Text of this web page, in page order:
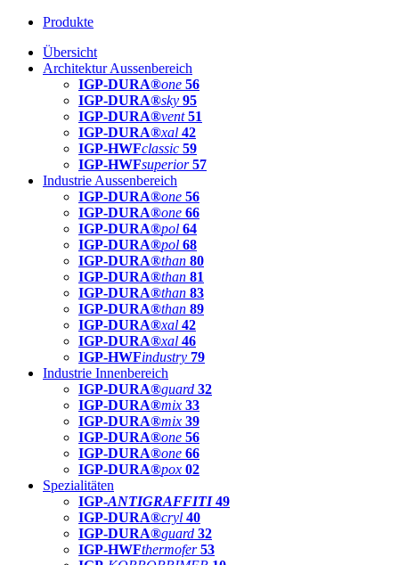
Produkte
Übersicht
Architektur Aussenbereich
IGP-DURA®one 56
IGP-DURA®sky 95
IGP-DURA®vent 51
IGP-DURA®xal 42
IGP-HWFclassic 59
IGP-HWFsuperior 57
Industrie Aussenbereich
IGP-DURA®one 56
IGP-DURA®one 66
IGP-DURA®pol 64
IGP-DURA®pol 68
IGP-DURA®than 80
IGP-DURA®than 81
IGP-DURA®than 83
IGP-DURA®than 89
IGP-DURA®xal 42
IGP-DURA®xal 46
IGP-HWFindustry 79
Industrie Innenbereich
IGP-DURA®guard 32
IGP-DURA®mix 33
IGP-DURA®mix 39
IGP-DURA®one 56
IGP-DURA®one 66
IGP-DURA®pox 02
Spezialitäten
IGP-ANTIGRAFFITI49
IGP-DURA®cryl 40
IGP-DURA®guard 32
IGP-HWFthermofer 53